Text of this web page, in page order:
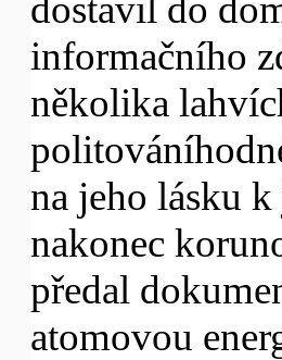
dostavil do
informačního
několika
na jeho lásku
nakonec
předal
atomovou